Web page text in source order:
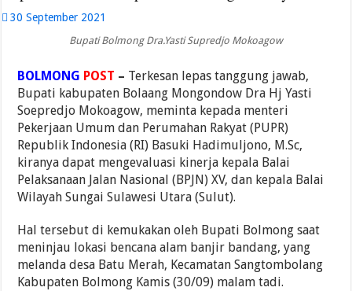
30 September 2021
Bupati Bolmong Dra.Yasti Supredjo Mokoagow
BOLMONG POST – Terkesan lepas tanggung jawab,
Bupati kabupaten Bolaang Mongondow Dra Hj Yasti
Soepredjo Mokoagow, meminta kepada menteri
Pekerjaan Umum dan Perumahan Rakyat (PUPR)
Republik Indonesia (RI) Basuki Hadimuljono, M.Sc,
kiranya dapat mengevaluasi kinerja kepala Balai
Pelaksanaan Jalan Nasional (BPJN) XV, dan kepala Balai
Wilayah Sungai Sulawesi Utara (Sulut).
Hal tersebut di kemukakan oleh Bupati Bolmong saat
meninjau lokasi bencana alam banjir bandang, yang
melanda desa Batu Merah, Kecamatan Sangtombolang
Kabupaten Bolmong Kamis (30/09) malam tadi.